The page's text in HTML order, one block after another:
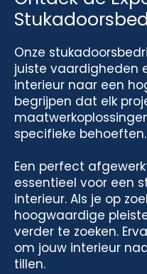
Onze
juiste vaardigheden
interieur naar een
begrijpen dat elk
specifieke behoeften.
Een perfect
essentieel voor een
interieur. Als je op
hoogwaardige
verder te zoeken.
om jouw interieur
tillen.